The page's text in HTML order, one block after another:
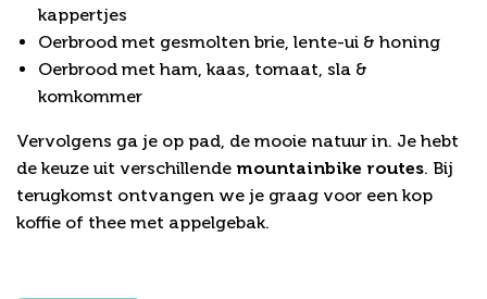
kappertjes
Oerbrood met gesmolten brie, lente-ui & honing
Oerbrood met ham, kaas, tomaat, sla &
komkommer
Vervolgens ga je op pad, de mooie natuur in. Je hebt
de keuze uit verschillende mountainbike routes. Bij
terugkomst ontvangen we je graag voor een kop
koffie of thee met appelgebak.